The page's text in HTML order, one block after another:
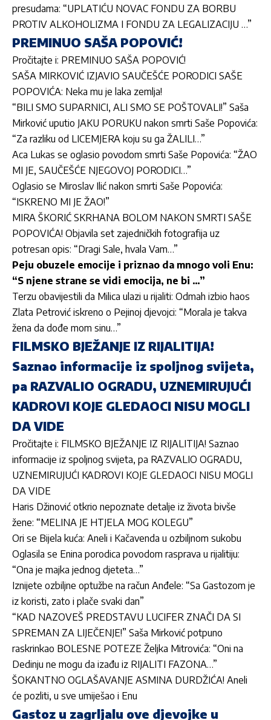
presudama: “UPLATIĆU NOVAC FONDU ZA BORBU
PROTIV ALKOHOLIZMA I FONDU ZA LEGALIZACIJU …”
PREMINUO SAŠA POPOVIĆ!
Pročitajte i: PREMINUO SAŠA POPOVIĆ!
SAŠA MIRKOVIĆ IZJAVIO SAUČEŠĆE PORODICI SAŠE
POPOVIĆA: Neka mu je laka zemlja!
“BILI SMO SUPARNICI, ALI SMO SE POŠTOVALI!” Saša
Mirković uputio JAKU PORUKU nakon smrti Saše Popovića:
“Za razliku od LICEMJERA koju su ga ŽALILI…”
Aca Lukas se oglasio povodom smrti Saše Popovića: “ŽAO
MI JE, SAUČEŠĆE NJEGOVOJ PORODICI…”
Oglasio se Miroslav Ilić nakon smrti Saše Popovića:
“ISKRENO MI JE ŽAO!”
MIRA ŠKORIĆ SKRHANA BOLOM NAKON SMRTI SAŠE
POPOVIĆA! Objavila set zajedničkih fotografija uz
potresan opis: “Dragi Sale, hvala Vam…”
Peju obuzele emocije i priznao da mnogo voli Enu:
“S njene strane se vidi emocija, ne bi …”
Terzu obavijestili da Milica ulazi u rijaliti: Odmah izbio haos
Zlata Petrović iskreno o Pejinoj djevojci: “Morala je takva
žena da dođe mom sinu…”
FILMSKO BJEŽANJE IZ RIJALITIJA!
Saznao informacije iz spoljnog svijeta,
pa RAZVALIO OGRADU, UZNEMIRUJUĆI
KADROVI KOJE GLEDAOCI NISU MOGLI
DA VIDE
Pročitajte i: FILMSKO BJEŽANJE IZ RIJALITIJA! Saznao
informacije iz spoljnog svijeta, pa RAZVALIO OGRADU,
UZNEMIRUJUĆI KADROVI KOJE GLEDAOCI NISU MOGLI
DA VIDE
Haris Džinović otkrio nepoznate detalje iz života bivše
žene: “MELINA JE HTJELA MOG KOLEGU”
Ori se Bijela kuća: Aneli i Kačavenda u ozbiljnom sukobu
Oglasila se Enina porodica povodom rasprava u rijalitiju:
“Ona je majka jednog djeteta…”
Iznijete ozbiljne optužbe na račun Anđele: “Sa Gastozom je
iz koristi, zato i plače svaki dan”
“KAD NAZOVEŠ PREDSTAVU LUCIFER ZNAČI DA SI
SPREMAN ZA LIJEČENJE!” Saša Mirković potpuno
raskrinkao BOLESNE POTEZE Željka Mitrovića: “Oni na
Dedinju ne mogu da izađu iz RIJALITI FAZONA…”
ŠOKANTNO OGLAŠAVANJE ASMINA DURDŽIĆA! Aneli
će pozliti, u sve umiješao i Enu
Gastoz u zagrljalu ove djevojke u